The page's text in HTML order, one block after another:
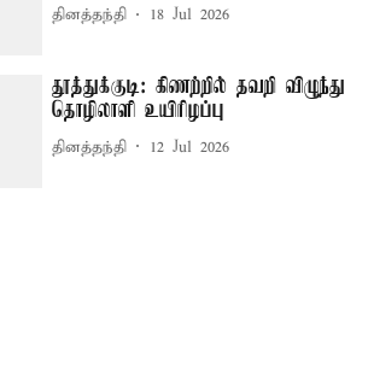
தினத்தந்தி 18 Jul 2026
தூத்துக்குடி: கிணற்றில் தவறி விழுந்து
தொழிலாளி உயிரிழப்பு
தினத்தந்தி 12 Jul 2026